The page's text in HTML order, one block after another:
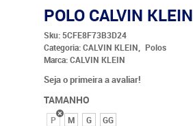
POLO CALVIN KLEIN
Sku:5CFE8F73B3D24
Categoria: CALVIN KLEIN
Polos
Marca:CALVIN KLEIN
Seja o primeira a avaliar!
TAMANHO
P M G GG